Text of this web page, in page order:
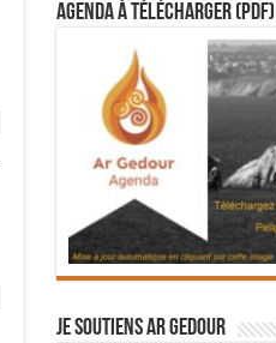
Agenda à télécharger (PDF)
Je soutiens Ar Gedour